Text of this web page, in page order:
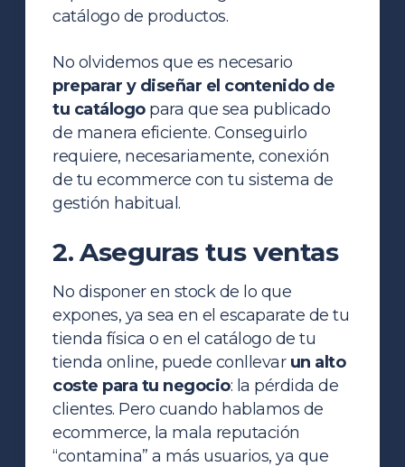
catálogo de productos.
No olvidemos que es necesario
preparar y diseñar el contenido de
tu catálogopara que sea publicado
de manera eficiente. Conseguirlo
requiere, necesariamente, conexión
de tu ecommerce con tu sistema de
gestión habitual.
2. Aseguras tus ventas
No disponer en stock de lo que
expones, ya sea en el escaparate de tu
tienda física o en el catálogo de tu
tienda online, puede conllevar un alto
coste para tu negocio: la pérdida de
clientes. Pero cuando hablamos de
ecommerce, la mala reputación
“contamina” a más usuarios, ya que